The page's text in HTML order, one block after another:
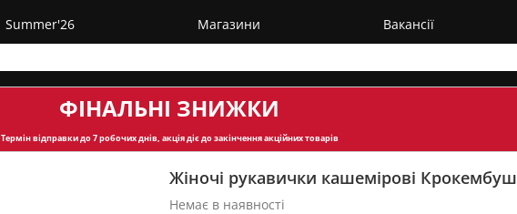
Summer'26 Магазини Вакансії
ФІНАЛЬНІ ЗНИЖКИ
Термін відправкидо 7 робочих днів, акція діє до закінчення акційних товарів
Жіночі рукавички кашемірові Крокембуш
Немає в наявності